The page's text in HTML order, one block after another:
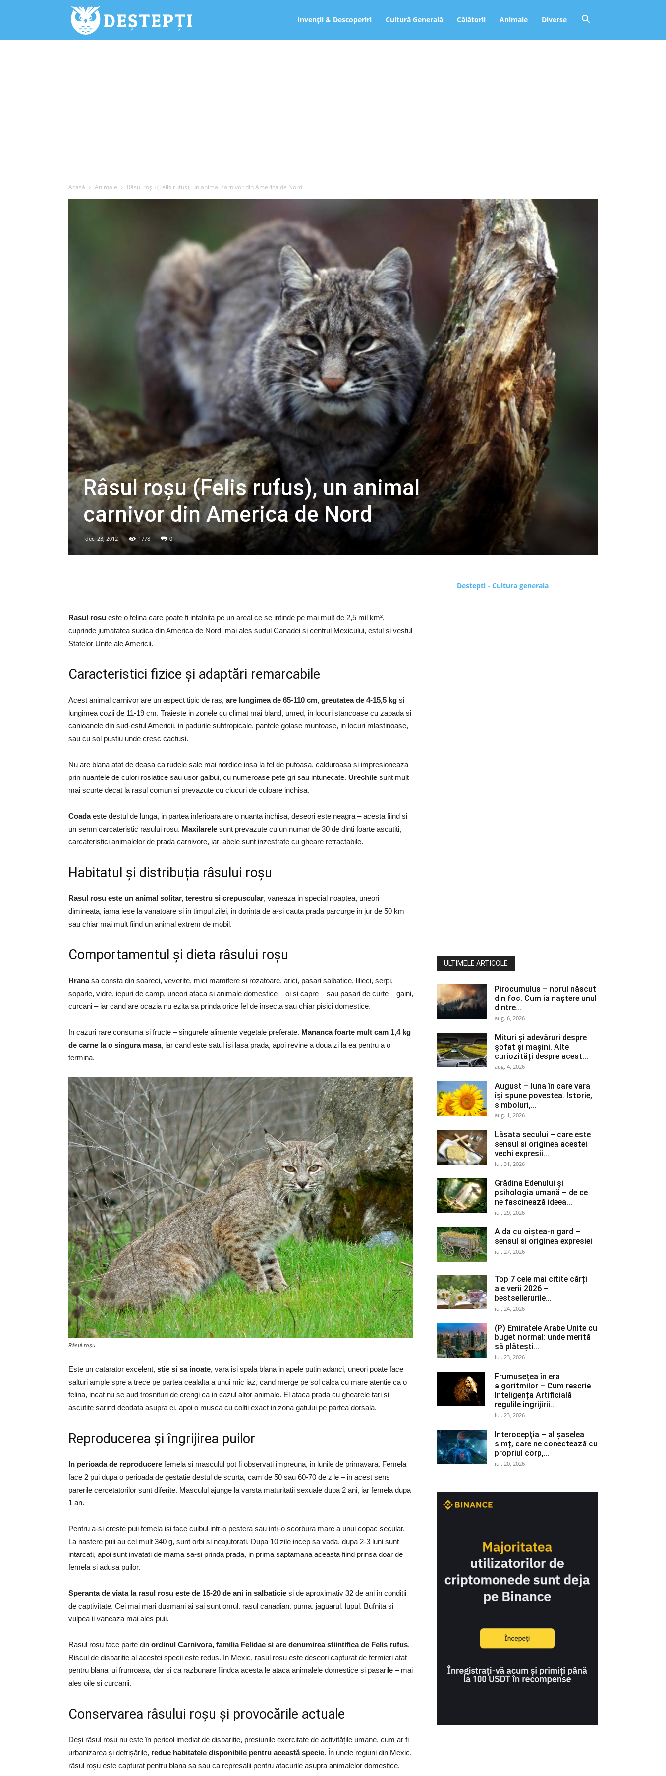
Deștepți.ro Invenții & Descoperiri Cultură Generală Călătorii Animale Diverse
Acasă Animale Râsul roșu (Felis rufus), un animal carnivor din America de Nord
Râsul roșu (Felis rufus), un animal
carnivor din America de Nord
dec. 23, 2012 1778 0
Rasul rosu este o felina care poate fi intalnita pe un areal ce se intinde pe mai mult de 2,5 mil km²,
cuprinde jumatatea sudica din America de Nord, mai ales sudul Canadei si centrul Mexicului, estul si vestul
Statelor Unite ale Americii.
Caracteristici fizice și adaptări remarcabile
Acest animal carnivor are un aspect tipic de ras, are lungimea de 65-110 cm, greutatea de 4-15,5 kg si
lungimea cozii de 11-19 cm. Traieste in zonele cu climat mai bland, umed, in locuri stancoase cu zapada si
canioanele din sud-estul Americii, in padurile subtropicale, pantele golase muntoase, in locuri mlastinoase,
sau cu sol pustiu unde cresc cactusi.
Nu are blana atat de deasa ca rudele sale mai nordice insa la fel de pufoasa, calduroasa si impresioneaza
prin nuantele de culori rosiatice sau usor galbui, cu numeroase pete gri sau intunecate. Urechile sunt mult
mai scurte decat la rasul comun si prevazute cu ciucuri de culoare inchisa.
Coadaeste destul de lunga, in partea inferioara are o nuanta inchisa, deseori este neagra – acesta fiind si
un semn carcateristic rasului rosu. Maxilarele sunt prevazute cu un numar de 30 de dinti foarte ascutiti,
carcateristici animalelor de prada carnivore, iar labele sunt inzestrate cu gheare retractabile.
Habitatul și distribuția râsului roșu
Rasul rosu este un animal solitar, terestru si crepuscular, vaneaza in special noaptea, uneori
dimineata, iarna iese la vanatoare si in timpul zilei, in dorinta de a-si cauta prada parcurge in jur de 50 km
sau chiar mai mult fiind un animal extrem de mobil.
Comportamentul și dieta râsului roșu
Hranasa consta din soareci, veverite, mici mamifere si rozatoare, arici, pasari salbatice, lilieci, serpi,
soparle, vidre, iepuri de camp, uneori ataca si animale domestice – oi si capre – sau pasari de curte – gaini,
curcani – iar cand are ocazia nu ezita sa prinda orice fel de insecta sau chiar pisici domestice.
In cazuri rare consuma si fructe – singurele alimente vegetale preferate. Mananca foarte mult cam 1,4 kg
de carne la o singura masa, iar cand este satul isi lasa prada, apoi revine a doua zi la ea pentru a o
termina.
Râsul roșu
Este un catarator excelent, stie si sa inoate, vara isi spala blana in apele putin adanci, uneori poate face
salturi ample spre a trece pe partea cealalta a unui mic iaz, cand merge pe sol calca cu mare atentie ca o
felina, incat nu se aud trosnituri de crengi ca in cazul altor animale. El ataca prada cu ghearele tari si
ascutite sarind deodata asupra ei, apoi o musca cu coltii exact in zona gatului pe partea dorsala.
Reproducerea și îngrijirea puilor
In perioada de reproducere femela si masculul pot fi observati impreuna, in lunile de primavara. Femela
face 2 pui dupa o perioada de gestatie destul de scurta, cam de 50 sau 60-70 de zile – in acest sens
parerile cercetatorilor sunt diferite. Masculul ajunge la varsta maturitatii sexuale dupa 2 ani, iar femela dupa
1 an.
Pentru a-si creste puii femela isi face cuibul intr-o pestera sau intr-o scorbura mare a unui copac secular.
La nastere puii au cel mult 340 g, sunt orbi si neajutorati. Dupa 10 zile incep sa vada, dupa 2-3 luni sunt
intarcati, apoi sunt invatati de mama sa-si prinda prada, in prima saptamana aceasta fiind prinsa doar de
femela si adusa puilor.
Speranta de viata la rasul rosu este de 15-20 de ani in salbaticie si de aproximativ 32 de ani in conditii
de captivitate. Cei mai mari dusmani ai sai sunt omul, rasul canadian, puma, jaguarul, lupul. Bufnita si
vulpea ii vaneaza mai ales puii.
Rasul rosu face parte din ordinul Carnivora, familia Felidae si are denumirea stiintifica de Felis rufus.
Riscul de disparitie al acestei specii este redus. In Mexic, rasul rosu este deseori capturat de fermieri atat
pentru blana lui frumoasa, dar si ca razbunare fiindca acesta le ataca animalele domestice si pasarile – mai
ales oile si curcanii.
Conservarea râsului roșu și provocările actuale
Deși râsul roșu nu este în pericol imediat de dispariție, presiunile exercitate de activitățile umane, cum ar fi
urbanizarea și defrișările, reduc habitatele disponibile pentru această specie. În unele regiuni din Mexic,
râsul roșu este capturat pentru blana sa sau ca represalii pentru atacurile asupra animalelor domestice.
Destepti - Cultura generala
ULTIMELE ARTICOLE
Pirocumulus – norul născut
din foc. Cum ia naștere unul
dintre...
aug. 6, 2026
Mituri și adevăruri despre
șofat și mașini. Alte
curiozități despre acest...
aug. 4, 2026
August – luna în care vara
își spune povestea. Istorie,
simboluri,...
aug. 1, 2026
Lăsata secului – care este
sensul si originea acestei
vechi expresii...
iul. 31, 2026
Grădina Edenului și
psihologia umană – de ce
ne fascinează ideea...
iul. 29, 2026
A da cu oiștea-n gard –
sensul si originea expresiei
iul. 27, 2026
Top 7 cele mai citite cărți
ale verii 2026 –
bestsellerurile...
iul. 24, 2026
(P) Emiratele Arabe Unite cu
buget normal: unde merită
să plătești...
iul. 23, 2026
Frumusețea în era
algoritmilor – Cum rescrie
Inteligența Artificială
regulile îngrijirii...
iul. 23, 2026
Interocepţia – al șaselea
simț, care ne conectează cu
propriul corp,...
iul. 20, 2026